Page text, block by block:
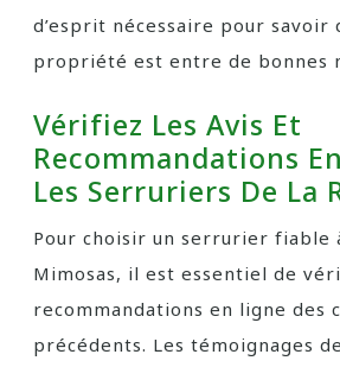
d’esprit nécessaire pour savoir
propriété est entre de bonnes
Vérifiez Les Avis Et
Recommandations
Les Serruriers De La
Pour choisir un serrurier fiable
Mimosas, il est essentiel de
recommandations en ligne des
précédents. Les témoignages